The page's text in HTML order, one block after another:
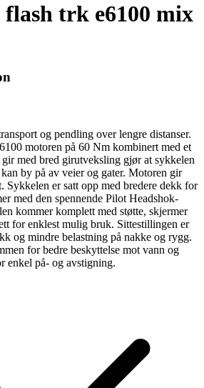
flash trk e6100 mix
og pendling over lengre distanser.
motoren på 60 Nm kombinert med et
med bred girutveksling gjør at sykkelen
by på av veier og gater. Motoren gir
er satt opp med bredere dekk for
med den spennende Pilot Headshok-
kommer komplett med støtte, skjermer
for enklest mulig bruk. Sittestillingen er
og mindre belastning på nakke og rygg.
for bedre beskyttelse mot vann og
enkel på- og avstigning.